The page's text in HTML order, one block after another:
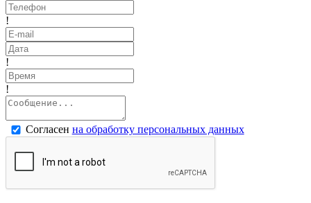
!
!
!
Согласен на обработку персональных данных